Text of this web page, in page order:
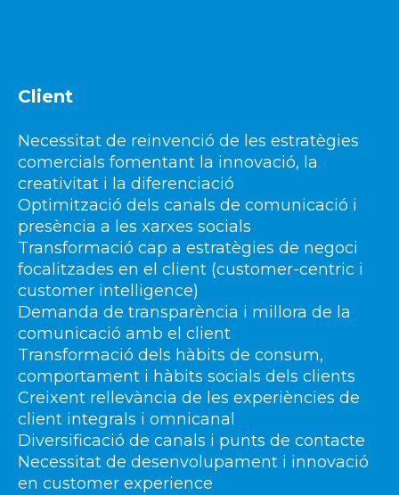
Client
Necessitat de reinvenció de les estratègies
comercials fomentant la innovació, la
creativitat i la diferenciació
Optimització dels canals de comunicació i
presència a les xarxes socials
Transformació cap a estratègies de negoci
focalitzades en el client (customer-centric i
customer intelligence)
Demanda de transparència i millora de la
comunicació amb el client
Transformació dels hàbits de consum,
comportament i hàbits socials dels clients
Creixent rellevància de les experiències de
client integrals i omnicanal
Diversificació de canals i punts de contacte
Necessitat de desenvolupament i innovació
en customer experience